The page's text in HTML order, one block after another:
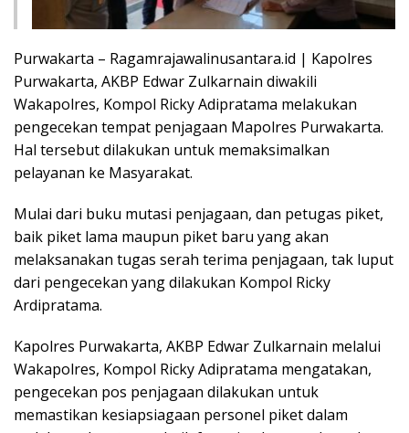
Purwakarta – Ragamrajawalinusantara.id | Kapolres
Purwakarta, AKBP Edwar Zulkarnain diwakili
Wakapolres, Kompol Ricky Adipratama melakukan
pengecekan tempat penjagaan Mapolres Purwakarta.
Hal tersebut dilakukan untuk memaksimalkan
pelayanan ke Masyarakat.
Mulai dari buku mutasi penjagaan, dan petugas piket,
baik piket lama maupun piket baru yang akan
melaksanakan tugas serah terima penjagaan, tak luput
dari pengecekan yang dilakukan Kompol Ricky
Ardipratama.
Kapolres Purwakarta, AKBP Edwar Zulkarnain melalui
Wakapolres, Kompol Ricky Adipratama mengatakan,
pengecekan pos penjagaan dilakukan untuk
memastikan kesiapsiagaan personel piket dalam